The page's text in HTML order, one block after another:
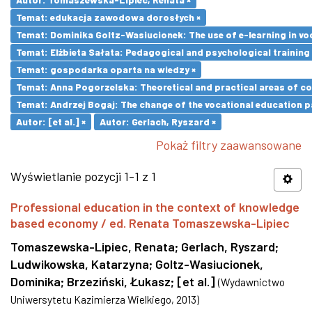
Temat: edukacja zawodowa dorosłych ×
Temat: Dominika Goltz-Wasiucionek: The use of e-learning in
Temat: Elżbieta Sałata: Pedagogical and psychological
Temat: gospodarka oparta na wiedzy ×
Temat: Anna Pogorzelska: Theoretical and practical areas of
Temat: Andrzej Bogaj: The change of the vocational education
Autor: [et al.] ×
Autor: Gerlach, Ryszard ×
Pokaż filtry zaawansowane
Wyświetlanie pozycji 1-1 z 1
Professional education in the context of knowledge
based economy / ed. Renata Tomaszewska-Lipiec
Tomaszewska-Lipiec, Renata; Gerlach, Ryszard;
Ludwikowska, Katarzyna; Goltz-Wasiucionek,
Dominika; Brzeziński, Łukasz; [et al.] (Wydawnictwo
Uniwersytetu Kazimierza Wielkiego, 2013)